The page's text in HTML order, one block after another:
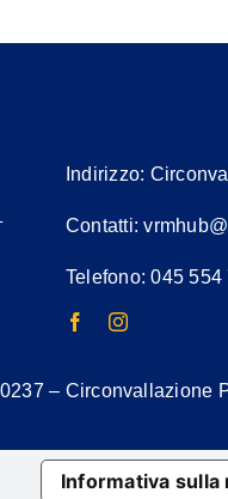
Indirizzo:
Contatti:
Telefono: 045 554
– Circonvallazione
Informativa sulla